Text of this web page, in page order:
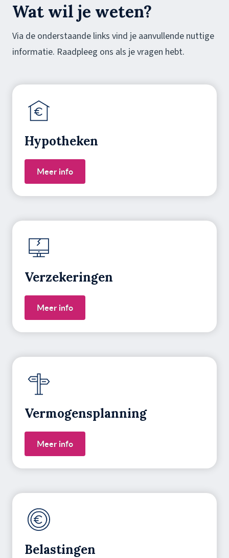
Wat wil je weten?
Via de onderstaande links vind je aanvullende nuttige
informatie. Raadpleeg ons als je vragen hebt.
Hypotheken
Meer info
Verzekeringen
Meer info
Vermogens­planning
Meer info
Belastingen